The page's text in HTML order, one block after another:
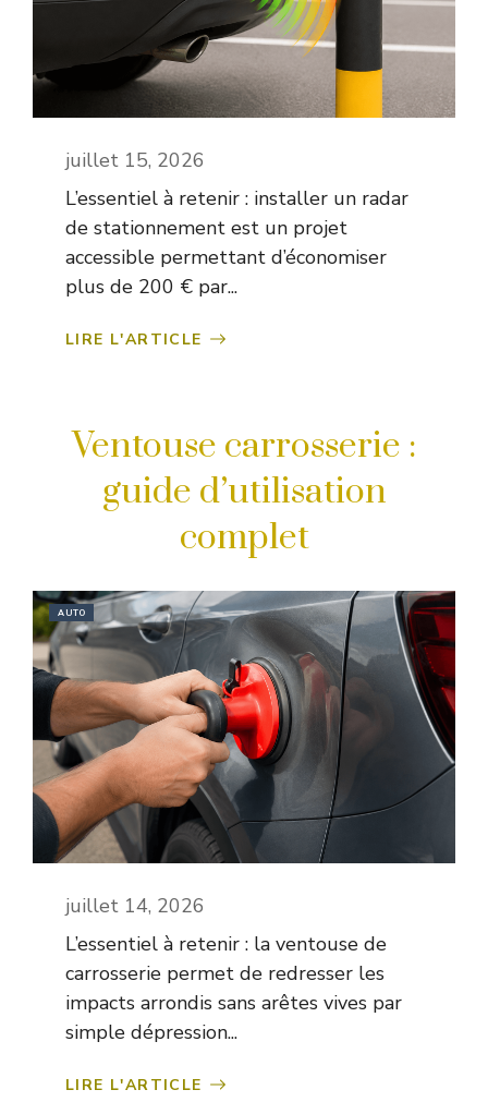
juillet 15, 2026
L’essentiel à retenir : installer un radar
de stationnement est un projet
accessible permettant d’économiser
plus de 200 € par...
LIRE L'ARTICLE
Ventouse carrosserie :
guide d’utilisation
complet
AUTO
juillet 14, 2026
L’essentiel à retenir : la ventouse de
carrosserie permet de redresser les
impacts arrondis sans arêtes vives par
simple dépression...
LIRE L'ARTICLE